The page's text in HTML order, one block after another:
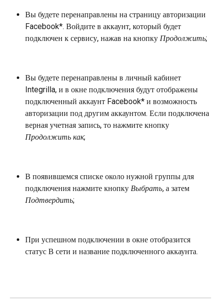
Вы будете перенаправлены на страницу авторизации
Facebook*. Войдите в аккаунт, который будет
подключен к сервису, нажав на кнопку Продолжить;
Вы будете перенаправлены в личный кабинет
Integrilla, и в окне подключения будут отображены
подключенный аккаунт Facebook* и возможность
авторизации под другим аккаунтом. Если подключена
верная учетная запись, то нажмите кнопку
Продолжить как;
В появившемся списке около нужной группы для
подключения нажмите кнопку Выбрать, а затем
Подтвердить;
При успешном подключении в окне отобразится
статус В сети и название подключенного аккаунта.